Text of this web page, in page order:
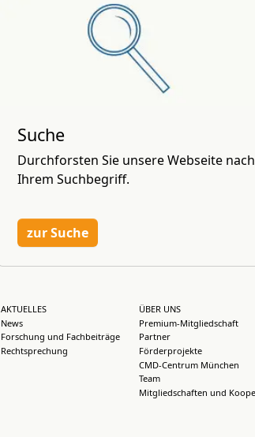
Suche
Durchforsten Sie unsere Webseite nach
Ihrem Suchbegriff.
zur Suche
AKTUELLES
News
Forschung und Fachbeiträge
Rechtsprechung
ÜBER UNS
Premium-Mitgliedschaft
Partner
Förderprojekte
CMD-Centrum München
Team
Mitgliedschaften und